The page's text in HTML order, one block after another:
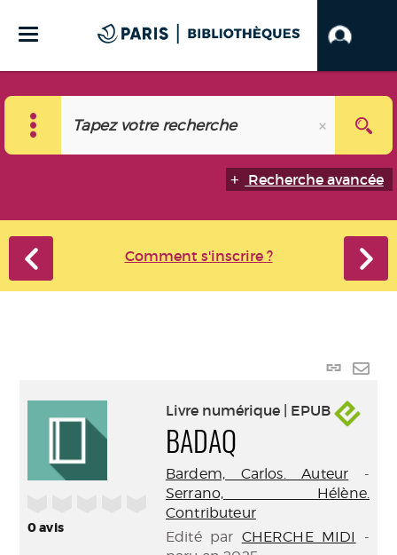
Recherche avancée
Comment s'inscrire ?
Lien
0avis
Livre numérique | EPUB
BADAQ
Bardem, Carlos. Auteur -
Serrano, Hélène.
Contributeur
Edité par CHERCHE MIDI
-